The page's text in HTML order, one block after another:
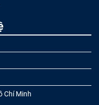
Chí Minh